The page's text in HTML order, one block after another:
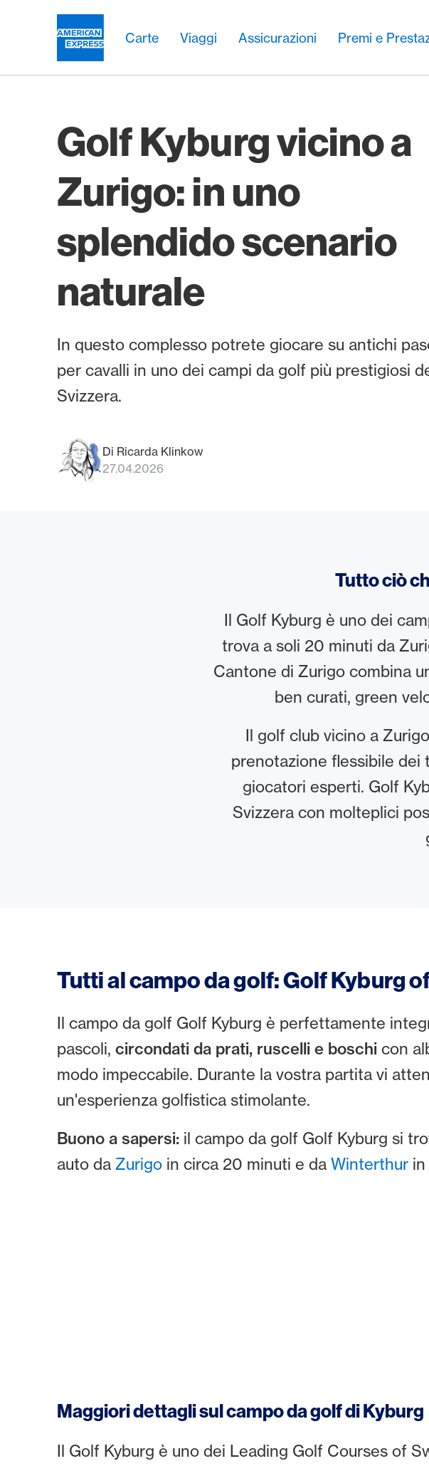
Carte Viaggi Assicurazioni Premi e
Golf Kyburg vicino a
Zurigo: in uno
splendido scenario
naturale
In questo complesso potrete giocare su antichi
per cavalli in uno dei campi da golf più prestigiosi
Svizzera.
Di Ricarda Klinkow
27.04.2026
Tutto ciò
Il Golf Kyburg è uno dei
trova a soli 20 minuti da
Cantone di Zurigo combina
ben curati, green
Il golf club vicino a
prenotazione flessibile dei
giocatori esperti. Golf
Svizzera con molteplici
Tutti al campo da golf: Golf Kyburg
Il campo da golf Golf Kyburg è perfettamente
pascoli, circondati da prati, ruscelli e boschi con
modo impeccabile. Durante la vostra partita vi
un'esperienza golfistica stimolante.
Buono a sapersi: il campo da golf Golf Kyburg si
auto da Zurigo in circa 20 minuti e da Winterthur
Maggiori dettagli sul campo da golf di Kyburg
Il Golf Kyburg è uno dei Leading Golf Courses of